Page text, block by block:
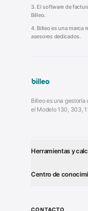
3. El software de
Billeo.
4. Billeo es una marca
asesores dedicados.
Billeo es una
el Modelo 130, 303,
Herramientas y
Centro de
■Modelo Autorización
CONTACTO